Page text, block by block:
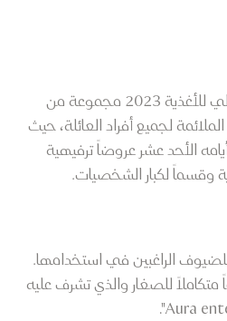
ويتضمن مهرجان قطر الدولي للأغذية 2023 مجموعة من
لجميع أفراد العائلة، حيث
الأحد عشر عروضاً ترفيهية
وقسماً لكبار الشخصيات.
الراغبين في استخدامها.
للصغار والذي تشرف عليه